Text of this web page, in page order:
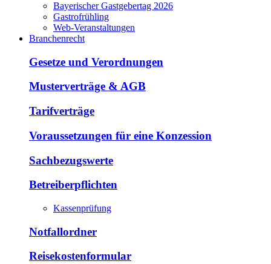
Bayerischer Gastgebertag 2026
Gastrofrühling
Web-Veranstaltungen
Branchenrecht
Gesetze und Verordnungen
Musterverträge & AGB
Tarifverträge
Voraussetzungen für eine Konzession
Sachbezugswerte
Betreiberpflichten
Kassenprüfung
Notfallordner
Reisekostenformular